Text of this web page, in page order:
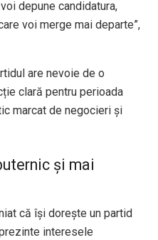
depune candidatura,
voi merge mai departe”,
are nevoie de o
clară pentru perioada
marcat de negocieri și
și mai
că își dorește un partid
interesele